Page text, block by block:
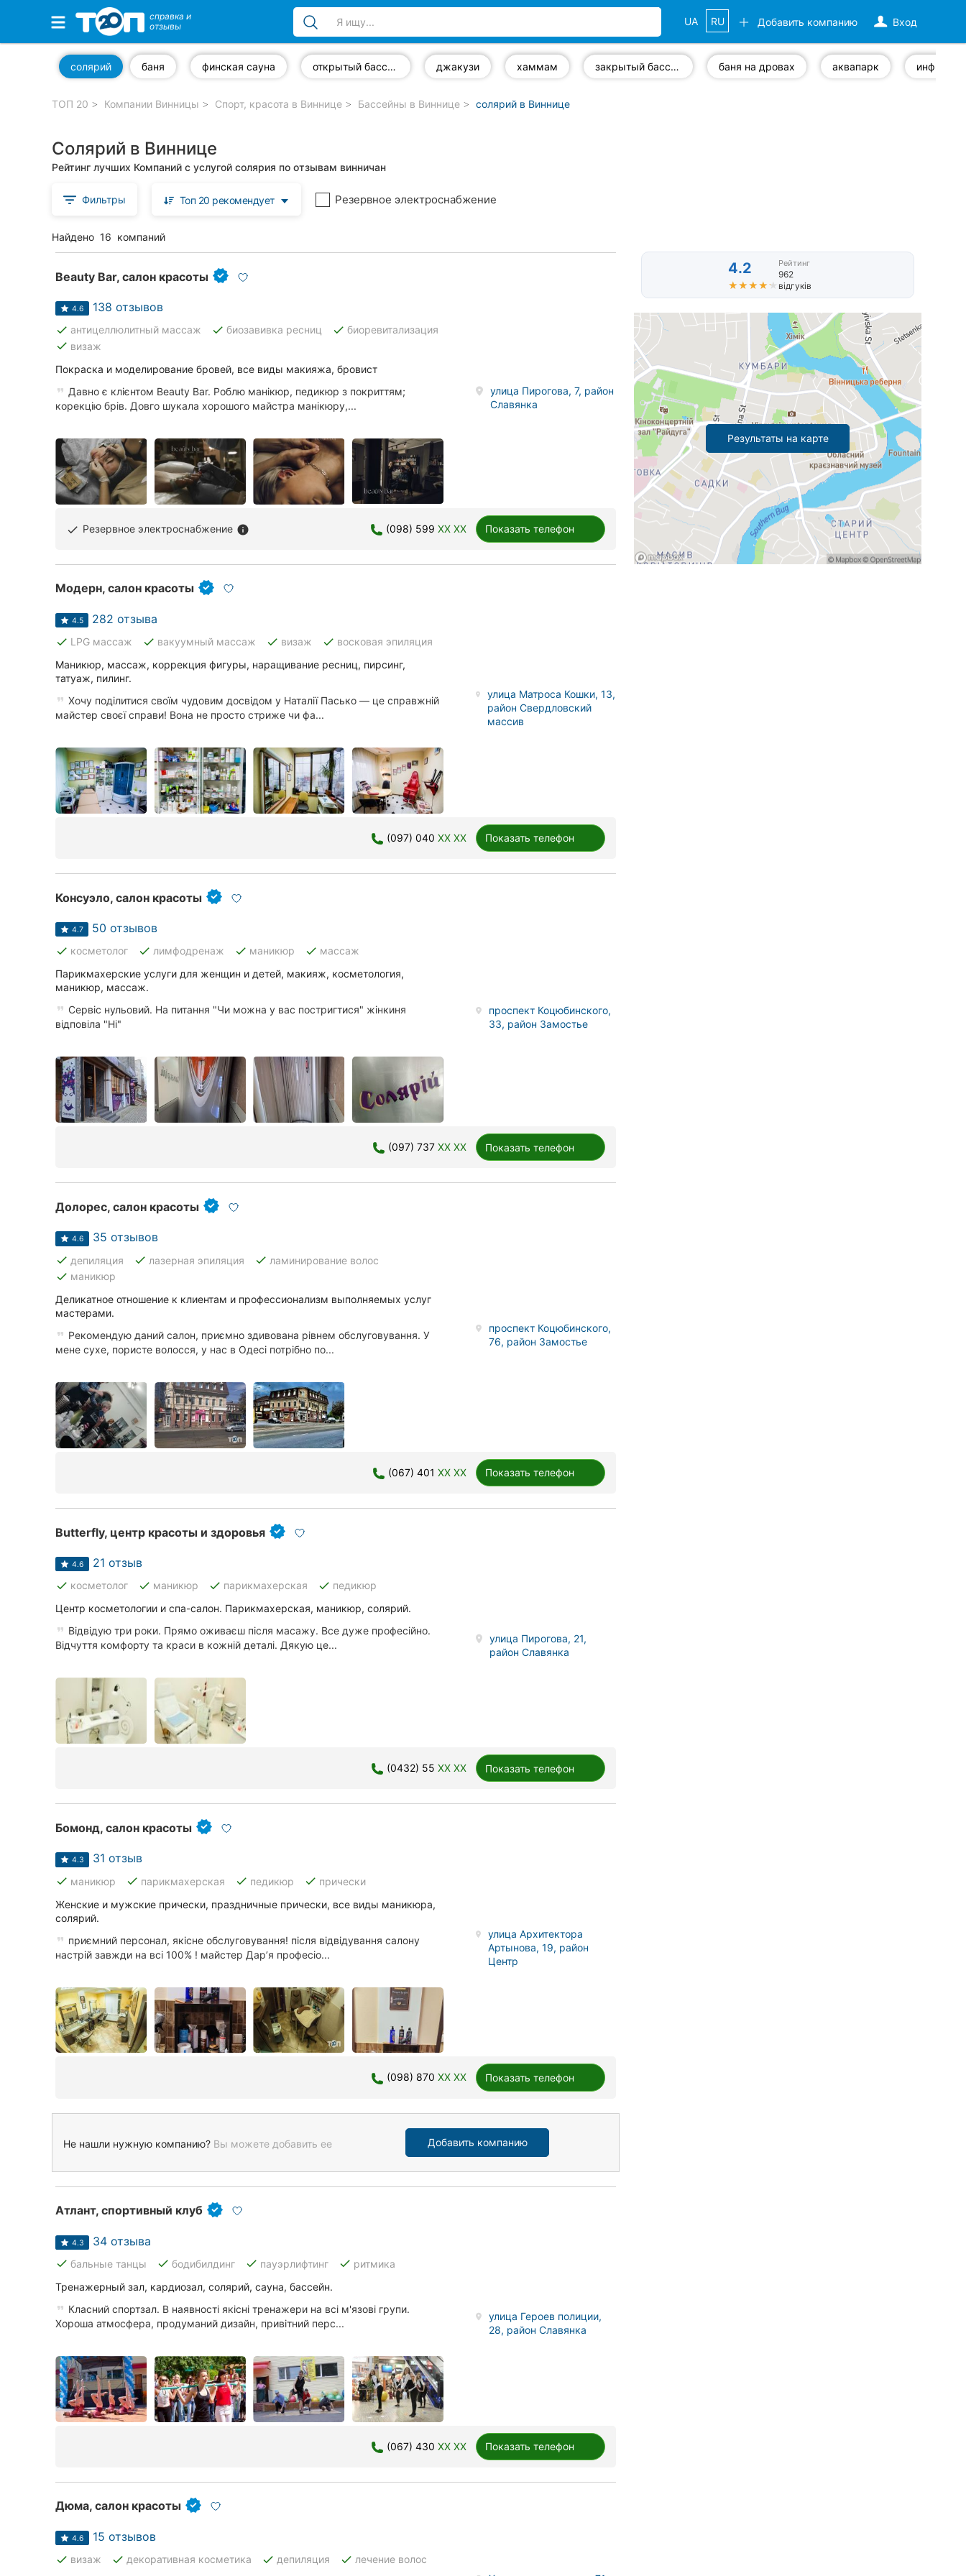
Избранные компании
Стоматологии
Частные клиники
Автошколы
Рестораны
Все рубрики
Все города:
Винница
Тернополь
Хмельницкий
Кропивницкий
Харьков
Запорожье
Кривой Рог
Николаев
Чернигов
Черкассы
Черновцы
Сумы
Ивано-Франковск
Ужгород
Карпаты
справка и
отзывы
Вход
Добавить компанию
UA RU
баня финская сауна открытый бассейн
солярий джакузи хаммам закрытый бассейн баня на дровах аквапарк
ТОП 20 Компании Винницы Спорт, красота в Виннице Бассейны в Виннице солярий в Виннице
Солярий в Виннице
Рейтинг лучших Компаний с услугой солярия по отзывам винничан
Фильтры Топ 20 рекомендует Резервное электроснабжение
Найдено 16 компаний
Beauty Bar, салон красоты
4.6 138 отзывов
done антицеллюлитный массаж done биозавивка ресниц done биоревитализация
done визаж
Покраска и моделирование бровей, все виды макияжа, бровист
Давно є клієнтом Beauty Bar. Роблю манікюр, педикюр з покриттям;
корекцію брів. Довго шукала хорошого майстра манікюру,...
улица Пирогова, 7, район
Славянка
done Резервное электроснабжение info (098) 599 XX XX Показать телефон
Модерн, салон красоты
4.5 282 отзыва
done LPG массаж done вакуумный массаж done визаж done восковая эпиляция
Маникюр, массаж, коррекция фигуры, наращивание ресниц, пирсинг,
татуаж, пилинг.
Хочу поділитися своїм чудовим досвідом у Наталії Пасько — це справжній
майстер своєї справи! Вона не просто стриже чи фа...
улица Матроса Кошки, 13,
район Свердловский
массив
(097) 040 XX XX Показать телефон
Консуэло, салон красоты
4.7 50 отзывов
done косметолог done лимфодренаж done маникюр done массаж
Парикмахерские услуги для женщин и детей, макияж, косметология,
маникюр, массаж.
Сервіс нульовий. На питання "Чи можна у вас постригтися" жінкиня
відповіла "Ні"
проспект Коцюбинского,
33, район Замостье
(097) 737 XX XX Показать телефон
Долорес, салон красоты
4.6 35 отзывов
done депиляция done лазерная эпиляция done ламинирование волос
done маникюр
Деликатное отношение к клиентам и профессионализм выполняемых услуг
мастерами.
Рекомендую даний салон, приємно здивована рівнем обслуговування. У
мене сухе, пористе волосся, у нас в Одесі потрібно по...
проспект Коцюбинского,
76, район Замостье
(067) 401 XX XX Показать телефон
Butterfly, центр красоты и здоровья
4.6 21 отзыв
done косметолог done маникюр done парикмахерская done педикюр
Центр косметологии и спа-салон. Парикмахерская, маникюр, солярий.
Відвідую три роки. Прямо оживаєш після масажу. Все дуже професійно.
Відчуття комфорту та краси в кожній деталі. Дякую це...
улица Пирогова, 21,
район Славянка
(0432) 55 XX XX Показать телефон
Бомонд, салон красоты
4.3 31 отзыв
done маникюр done парикмахерская done педикюр done прически
Женские и мужские прически, праздничные прически, все виды маникюра,
солярий.
приємний персонал, якісне обслуговування! після відвідування салону
настрій завжди на всі 100% ! майстер Дарʼя професіо...
улица Архитектора
Артынова, 19, район
Центр
(098) 870 XX XX Показать телефон
Не нашли нужную компанию? Вы можете добавить ее Добавить компанию
Атлант, спортивный клуб
4.3 34 отзыва
done бальные танцы done бодибилдинг done пауэрлифтинг done ритмика
Тренажерный зал, кардиозал, солярий, сауна, бассейн.
Класний спортзал. В наявності якісні тренажери на всі м'язові групи.
Хороша атмосфера, продуманий дизайн, привітний перс...
улица Героев полиции,
28, район Славянка
(067) 430 XX XX Показать телефон
Дюма, салон красоты
4.6 15 отзывов
done визаж done декоративная косметика done депиляция done лечение волос
4.2
★★★★★
★★★★★
Рейтинг
962
відгуків
Результаты на карте